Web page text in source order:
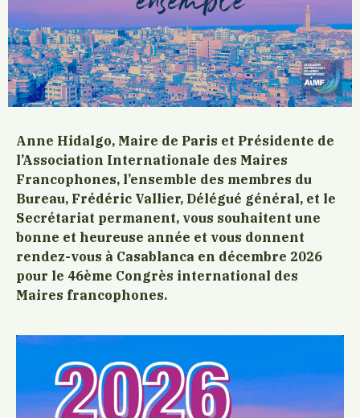
Anne Hidalgo, Maire de Paris et Présidente de
l’Association Internationale des Maires
Francophones, l’ensemble des membres du
Bureau, Frédéric Vallier, Délégué général, et le
Secrétariat permanent, vous souhaitent une
bonne et heureuse année et vous donnent
rendez-vous à Casablanca en décembre 2026
pour le 46ème Congrès international des
Maires francophones.
Lecteur